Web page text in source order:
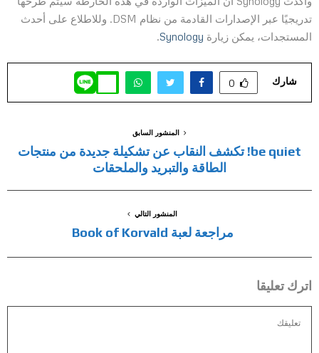
تدريجيًا عبر الإصدارات القادمة من نظام DSM. وللاطلاع على أحدث
المستجدات، يمكن زيارة Synology
شارك 0
المنشور السابق
be quiet! تكشف النقاب عن تشكيلة جديدة من منتجات
الطاقة والتبريد والملحقات
المنشور التالي
مراجعة لعبة Book of Korvald
اترك تعليقا